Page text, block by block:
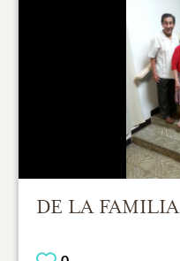
DE LA FAMILIA